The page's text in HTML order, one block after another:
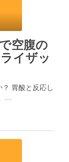
空腹の
イザッ
胃酸と反応し
…